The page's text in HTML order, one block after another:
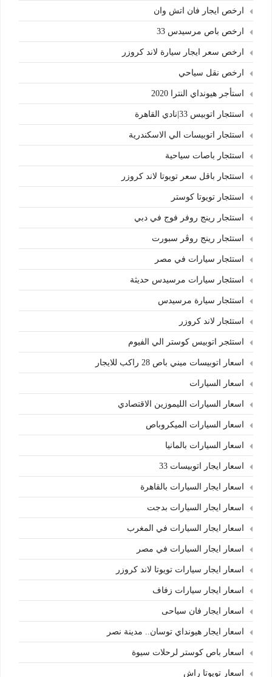
ارخص ايجار فان اتش وان
ارخص باص مرسيدس 33
ارخص سعر ايجار سيارة لاند كروزر
ارخص نقل سياحي
استأجر هيونداي النترا 2020
استئجار اتوبيس 33|نادي القاهرة
استئجار اتوبيسات الي الاسكندرية
استئجار باصات سياحية
استئجار باقل سعر تويوتا لاند كروزر
استئجار تويوتا كوستر
استئجار رينج روفر فوج في دبي
استئجار رينج روڤر سبورت
استئجار سيارات في مصر
استئجار سيارات مرسيدس حديثة
استئجار سيارة مرسيدس
استئجار لاند كروزر
استئجر اتوبيس كوستر الي الفيوم
اسعار اتوبيسات ميني باص 28 راكب للايجار
اسعار السيارات
اسعار السيارات الليموزين الاقتصادي
اسعار السيارات الميكروباص
اسعار السيارات بالمانيا
اسعار ايجار اتوبيسات 33
اسعار ايجار السيارات بالقاهرة
اسعار ايجار السيارات بدجت
اسعار ايجار السيارات في المغرب
اسعار ايجار السيارات في مصر
اسعار ايجار سيارات تويوتا لاند كروزر
اسعار ايجار سيارات زفاف
اسعار ايجار فان سياحى
اسعار ايجار هيونداي توسان.. مدينة نصر
اسعار باص كوستر لرحلات سيوة
اسعار تويوتا راش